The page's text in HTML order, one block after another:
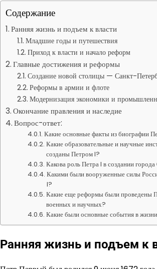
Содержание
Ранняя жизнь и подъем к власти
Младшие годы и путешествия
Приход к власти и начало реформ
Главные достижения и реформы
Создание новой столицы — Санкт-
Реформы в армии и флоте
Модернизация экономики и
Окончание правления и наследие
Вопрос-ответ:
Какие основные факты из биографии
Какие образовательные и научные
созданы Петром I?
Какова роль Петра I в создании
Какими были вооруженные силы
I?
Какие еще реформы были проведены
военных и научных?
Какие были основные события в
Ранняя жизнь и подъем к